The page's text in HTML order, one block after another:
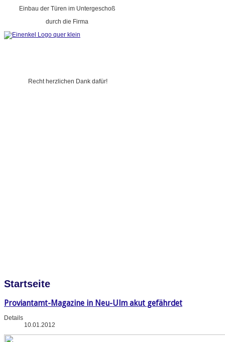
Einbau der Türen im Untergeschoß
durch die Firma
Recht herzlichen Dank dafür!
Startseite
Proviantamt-Magazine in Neu-Ulm akut gefährdet
Details
10.01.2012